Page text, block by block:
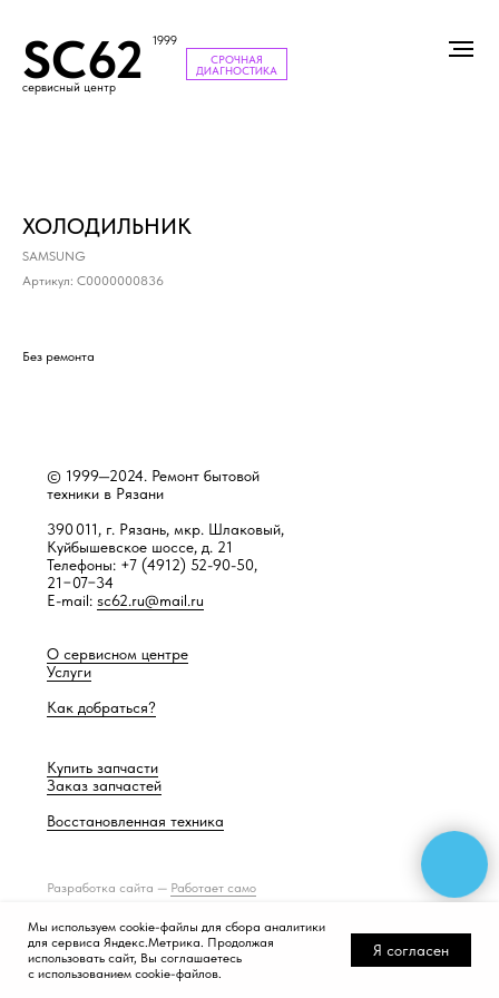
SC62 1999
сервисный центр
СРОЧНАЯ
ДИАГНОСТИКА
ХОЛОДИЛЬНИК
SAMSUNG
Артикул: С0000000836
Без ремонта
Разработка сайта — Работает само
© 1999—2024. Ремонт бытовой
техники в Рязани
390 011, г. Рязань, мкр. Шлаковый,
Куйбышевское шоссе, д. 21
Телефоны: +7 (4912) 52-90-50,
21−07−34
E-mail: sc62.ru@mail.ru
О сервисном центре
Услуги
Как добраться?
Купить запчасти
Заказ запчастей
Восстановленная техника
Мы используем cookie-файлы для сбора аналитики
для сервиса Яндекс.Метрика. Продолжая
использовать сайт, Вы соглашаетесь
с использованием cookie-файлов.
Я согласен